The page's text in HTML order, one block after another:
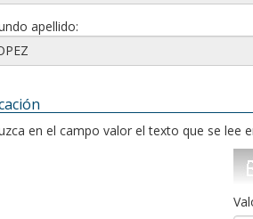
apellido:
en el campo valor el texto que se lee